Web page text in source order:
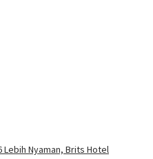
Lebih Nyaman, Brits Hotel